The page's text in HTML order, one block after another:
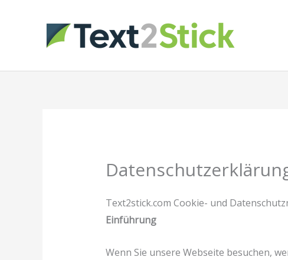
Text2stick.com Cookie- und
Einführung
Wenn Sie unsere Webseite besuchen,